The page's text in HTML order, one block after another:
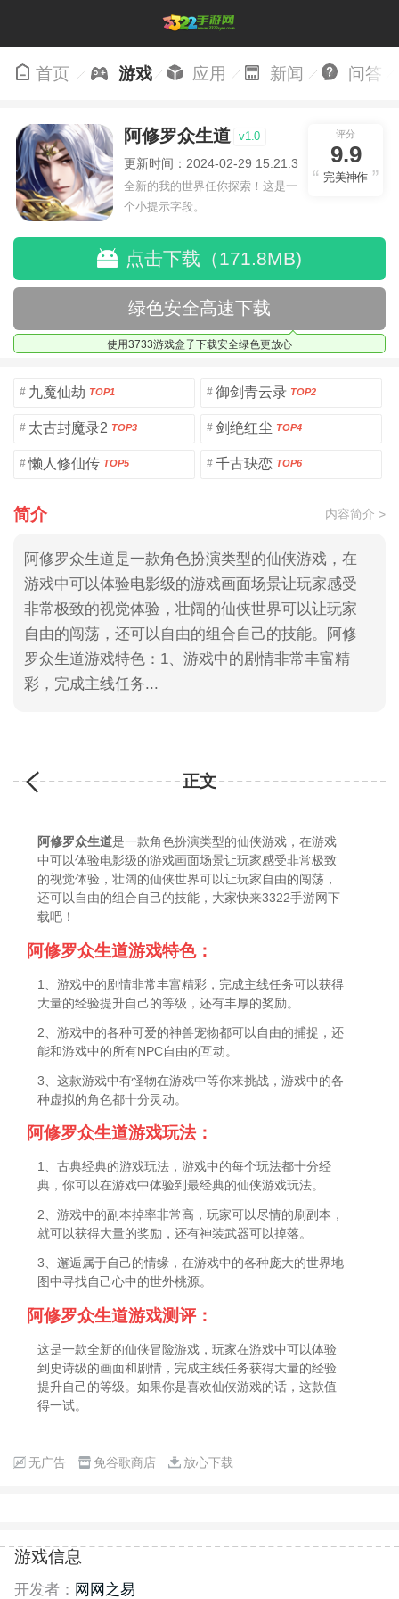
首页 游戏 应用 新闻 问答
阿修罗众生道 v1.0
更新时间：2024-02-29 15:21:36
全新的我的世界任你探索！这是一
个小提示字段。
评分
9.9
完美神作
点击下载（171.8MB)
绿色安全高速下载
使用3733游戏盒子下载安全绿色更放心
# 九魔仙劫 TOP1 # 御剑青云录 TOP2
# 太古封魔录2 TOP3 # 剑绝红尘 TOP4
# 懒人修仙传 TOP5 # 千古玦恋 TOP6
简介 内容简介 >
阿修罗众生道是一款角色扮演类型的仙侠游戏，在
游戏中可以体验电影级的游戏画面场景让玩家感受
非常极致的视觉体验，壮阔的仙侠世界可以让玩家
自由的闯荡，还可以自由的组合自己的技能。阿修
罗众生道游戏特色：1、游戏中的剧情非常丰富精
彩，完成主线任务...
正文
阿修罗众生道是一款角色扮演类型的仙侠游戏，在游戏
中可以体验电影级的游戏画面场景让玩家感受非常极致
的视觉体验，壮阔的仙侠世界可以让玩家自由的闯荡，
还可以自由的组合自己的技能，大家快来3322手游网下
载吧！
阿修罗众生道游戏特色：
1、游戏中的剧情非常丰富精彩，完成主线任务可以获得
大量的经验提升自己的等级，还有丰厚的奖励。
2、游戏中的各种可爱的神兽宠物都可以自由的捕捉，还
能和游戏中的所有NPC自由的互动。
3、这款游戏中有怪物在游戏中等你来挑战，游戏中的各
种虚拟的角色都十分灵动。
阿修罗众生道游戏玩法：
1、古典经典的游戏玩法，游戏中的每个玩法都十分经
典，你可以在游戏中体验到最经典的仙侠游戏玩法。
2、游戏中的副本掉率非常高，玩家可以尽情的刷副本，
就可以获得大量的奖励，还有神装武器可以掉落。
3、邂逅属于自己的情缘，在游戏中的各种庞大的世界地
图中寻找自己心中的世外桃源。
阿修罗众生道游戏测评：
这是一款全新的仙侠冒险游戏，玩家在游戏中可以体验
到史诗级的画面和剧情，完成主线任务获得大量的经验
提升自己的等级。如果你是喜欢仙侠游戏的话，这款值
得一试。
无广告 免谷歌商店 放心下载
游戏信息
开发者： 网网之易